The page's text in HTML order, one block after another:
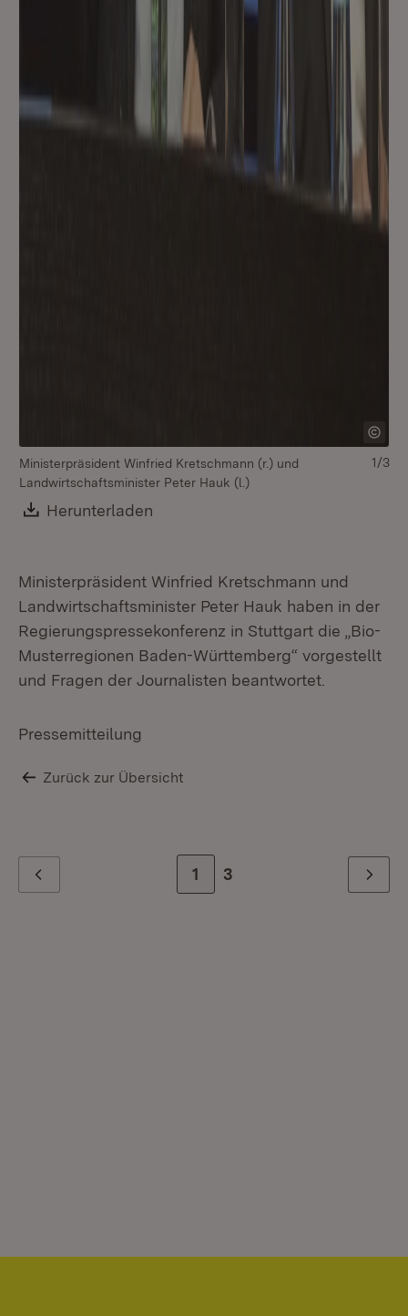
Ministerpräsident Winfried Kretschmann (r.) und
Landwirtschaftsminister Peter Hauk (l.)
Download:
Herunterladen
1/3
Ministerpräsident Winfried Kretschmann und
Landwirtschaftsminister Peter Hauk haben in der
Regierungspressekonferenz in Stuttgart die „Bio-
Musterregionen Baden-Württemberg“ vorgestellt
und Fragen der Journalisten beantwortet.
Pressemitteilung
Zurück zur Übersicht
Zur Seite
1 Zur letzten Seite
3 Weiter